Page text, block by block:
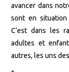
avancer dans
sont en situation
C’est dans les
adultes et
autres, les uns